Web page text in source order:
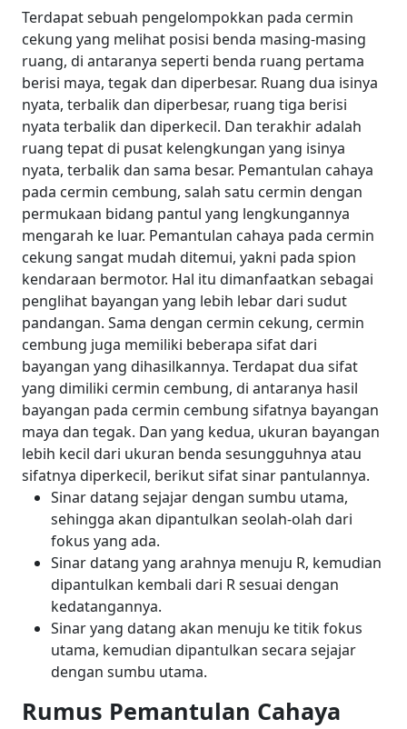
Terdapat sebuah pengelompokkan pada cermin
cekung yang melihat posisi benda masing-masing
ruang, di antaranya seperti benda ruang pertama
berisi maya, tegak dan diperbesar. Ruang dua isinya
nyata, terbalik dan diperbesar, ruang tiga berisi
nyata terbalik dan diperkecil. Dan terakhir adalah
ruang tepat di pusat kelengkungan yang isinya
nyata, terbalik dan sama besar. Pemantulan cahaya
pada cermin cembung, salah satu cermin dengan
permukaan bidang pantul yang lengkungannya
mengarah ke luar. Pemantulan cahaya pada cermin
cekung sangat mudah ditemui, yakni pada spion
kendaraan bermotor. Hal itu dimanfaatkan sebagai
penglihat bayangan yang lebih lebar dari sudut
pandangan. Sama dengan cermin cekung, cermin
cembung juga memiliki beberapa sifat dari
bayangan yang dihasilkannya. Terdapat dua sifat
yang dimiliki cermin cembung, di antaranya hasil
bayangan pada cermin cembung sifatnya bayangan
maya dan tegak. Dan yang kedua, ukuran bayangan
lebih kecil dari ukuran benda sesungguhnya atau
sifatnya diperkecil, berikut sifat sinar pantulannya.
Sinar datang sejajar dengan sumbu utama,
sehingga akan dipantulkan seolah-olah dari
fokus yang ada.
Sinar datang yang arahnya menuju R, kemudian
dipantulkan kembali dari R sesuai dengan
kedatangannya.
Sinar yang datang akan menuju ke titik fokus
utama, kemudian dipantulkan secara sejajar
dengan sumbu utama.
Rumus Pemantulan Cahaya